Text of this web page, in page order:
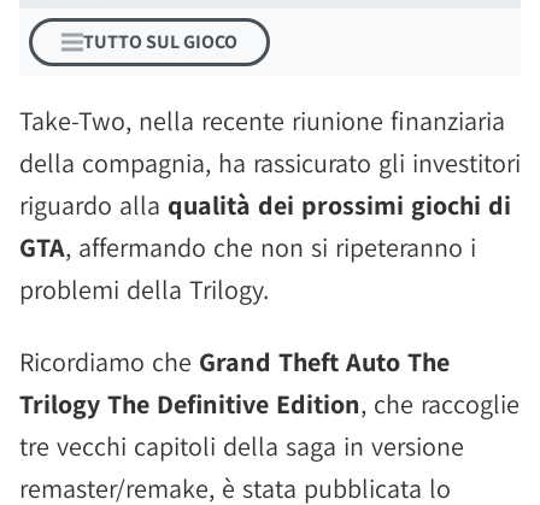
TUTTO SUL GIOCO
Take-Two, nella recente riunione finanziaria
della compagnia, ha rassicurato gli investitori
riguardo alla qualità dei prossimi giochi di
GTA, affermando che non si ripeteranno i
problemi della Trilogy.
Ricordiamo che Grand Theft Auto The
Trilogy The Definitive Edition, che raccoglie
tre vecchi capitoli della saga in versione
remaster/remake, è stata pubblicata lo